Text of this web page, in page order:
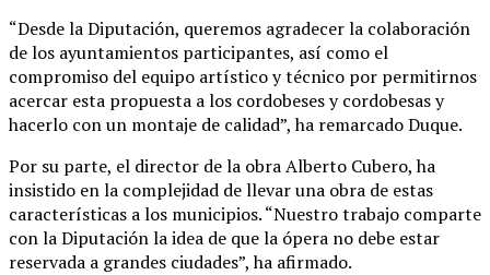
“Desde la Diputación, queremos agradecer la colaboración
de los ayuntamientos participantes, así como el
compromiso del equipo artístico y técnico por permitirnos
acercar esta propuesta a los cordobeses y cordobesas y
hacerlo con un montaje de calidad”, ha remarcado Duque.
Por su parte, el director de la obra Alberto Cubero, ha
insistido en la complejidad de llevar una obra de estas
características a los municipios. “Nuestro trabajo comparte
con la Diputación la idea de que la ópera no debe estar
reservada a grandes ciudades”, ha afirmado.